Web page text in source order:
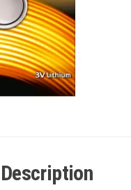
Description